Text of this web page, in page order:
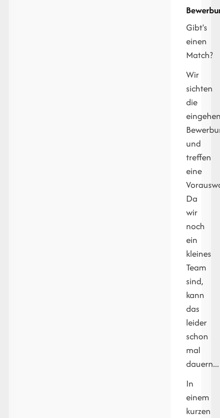
Gibt's
einen
Match?
Wir
sichten
die
und
treffen
eine
Da
wir
noch
ein
kleines
Team
sind,
kann
das
leider
schon
mal
dauern...
In
einem
kurzen